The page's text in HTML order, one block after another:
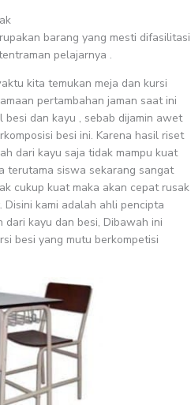
barang yang mesti difasilitasi
pelajarnya .
kita temukan meja dan kursi
pertambahan jaman saat ini
besi dan kayu , sebab dijamin awet
besi ini. Karena hasil riset
dari kayu saja tidak mampu kuat
terutama siswa sekarang sangat
cukup kuat maka akan cepat rusak
kami adalah ahli pencipta
kayu dan besi, Dibawah ini
besi yang mutu berkompetisi